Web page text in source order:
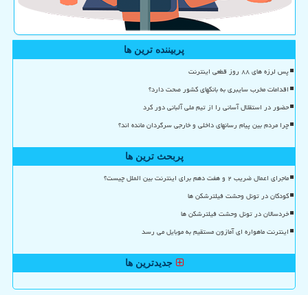
پربیننده ترین ها
پس لرزه های ۸۸ روز قطعی اینترنت
اقدامات مخرب سایبری به بانکهای کشور صحت دارد؟
حضور در استقلال آسانی را از تیم ملی آلبانی دور کرد
چرا مردم بین پیام رسانهای داخلی و خارجی سرگردان مانده اند؟
پربحث ترین ها
ماجرای اعمال ضریب ۲ و هفت دهم برای اینترنت بین الملل چیست؟
کودکان در تونل وحشت فیلترشکن ها
خردسالان در تونل وحشت فیلترشکن ها
اینترنت ماهواره ای آمازون مستقیم به موبایل می رسد
جدیدترین ها